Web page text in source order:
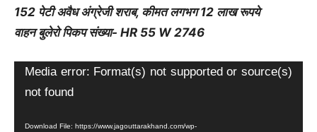
152 पेटी अवैध अंग्रेजी शराब, कीमत लगभग 12 लाख रूपये
वाहन बुलेरो पिकप संख्या- HR 55 W 2746
Video
Player
Media error: Format(s) not supported or source(s)
not found
Download File: https://www.jagouttarakhand.com/wp-